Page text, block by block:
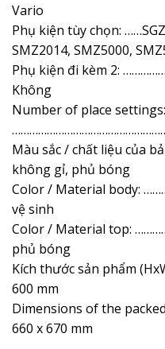
Vario
Phụ kiện tùy chọn:
SMZ2014, SMZ5000,
Phụ kiện đi kèm 2:
Không
Number of place settings:
Màu sắc / chất liệu của
không gỉ, phủ bóng
Color / Material body:
vệ sinh
Color / Material top:
phủ bóng
Kích thước sản phẩm
600 mm
Dimensions of the
660 x 670 mm